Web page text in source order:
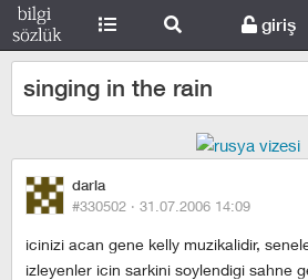
giriş
singing in the rain
darla
#330502 · 31.07.2006 14:09
icinizi acan gene kelly muzikalidir,
izleyenler icin sarkini soylendigi sahne